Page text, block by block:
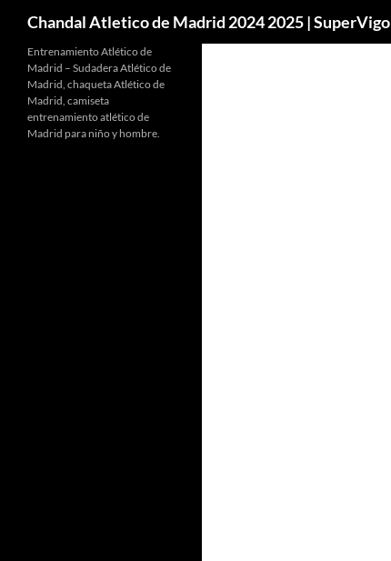
Chandal Atletico de Madrid 2024 2025 | SuperVigo
Entrenamiento Atlético de
Madrid – Sudadera Atlético de
Madrid, chaqueta Atlético de
Madrid, camiseta
entrenamiento atlético de
Madrid para niño y hombre.